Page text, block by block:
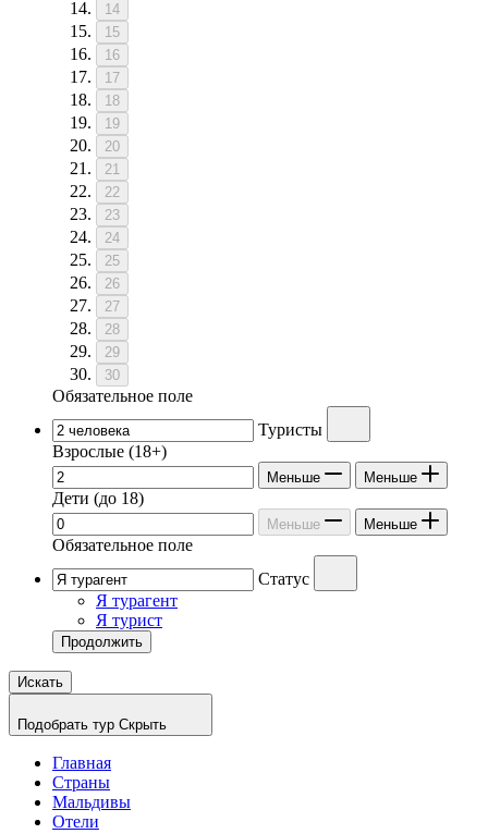
14
15
16
17
18
19
20
21
22
23
24
25
26
27
28
29
30
Обязательное поле
Туристы
Взрослые (18+)
Меньше Меньше
Дети (до 18)
Меньше Меньше
Обязательное поле
Статус
Я турагент
Я турист
Продолжить
Искать
Подобрать тур Скрыть
Главная
Страны
Мальдивы
Отели